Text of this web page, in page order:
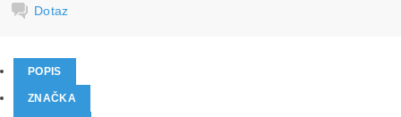
Dotaz
POPIS
ZNAČKA